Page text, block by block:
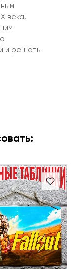
века.
и решать